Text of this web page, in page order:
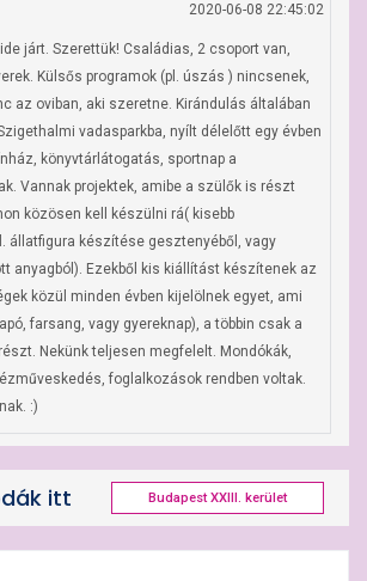
2020-06-08 22:45:02
járt. Szerettük! Családias, 2 csoport van,
Külsős programok (pl. úszás ) nincsenek,
az oviban, aki szeretne. Kirándulás általában
vadasparkba, nyílt délelőtt egy évben
könyvtárlátogatás, sportnap a
Vannak projektek, amibe a szülők is részt
közösen kell készülni rá( kisebb
állatfigura készítése gesztenyéből, vagy
anyagból). Ezekből kis kiállítást készítenek az
közül minden évben kijelölnek egyet, ami
farsang, vagy gyereknap), a többin csak a
Nekünk teljesen megfelelt. Mondókák,
foglalkozások rendben voltak.
:)
itt Budapest XXIII. kerület